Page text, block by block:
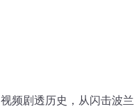
视频剧透历史，从闪击波兰